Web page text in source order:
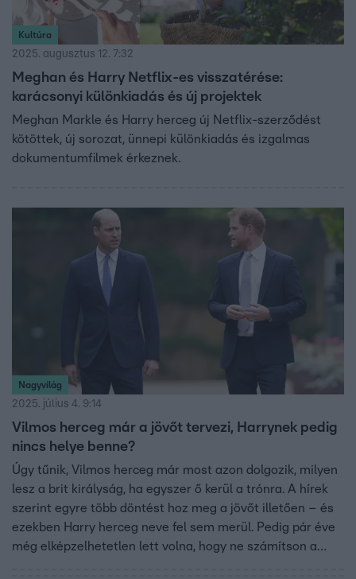
Kultúra
2025. augusztus 12. 7:32
Meghan és Harry Netflix-es visszatérése:
karácsonyi különkiadás és új projektek
Meghan Markle és Harry herceg új Netflix-szerződést
kötöttek, új sorozat, ünnepi különkiadás és izgalmas
dokumentumfilmek érkeznek.
Nagyvilág
2025. július 4. 9:14
Vilmos herceg már a jövőt tervezi, Harrynek pedig
nincs helye benne?
Úgy tűnik, Vilmos herceg már most azon dolgozik, milyen
lesz a brit királyság, ha egyszer ő kerül a trónra. A hírek
szerint egyre több döntést hoz meg a jövőt illetően – és
ezekben Harry herceg neve fel sem merül. Pedig pár éve
még elképzelhetetlen lett volna, hogy ne számítson a